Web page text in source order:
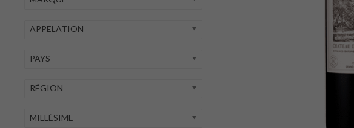
APPELATION
PAYS
RÉGION
MILLÉSIME